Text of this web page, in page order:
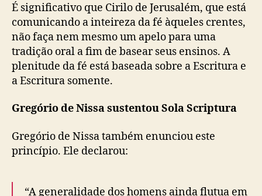
É significativo que Cirilo de Jerusalém, que está
comunicando a inteireza da fé àqueles crentes,
não faça nem mesmo um apelo para uma
tradição oral a fim de basear seus ensinos. A
plenitude da fé está baseada sobre a Escritura e
a Escritura somente.
Gregório de Nissa sustentou Sola Scriptura
Gregório de Nissa também enunciou este
princípio. Ele declarou:
“A generalidade dos homens ainda flutua em